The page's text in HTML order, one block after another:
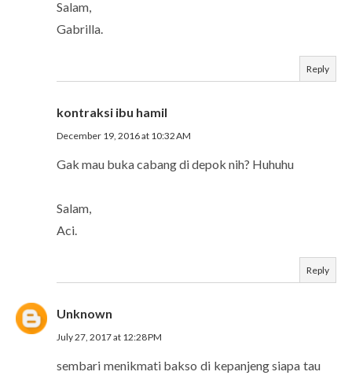
Salam,
Gabrilla.
Reply
kontraksi ibu hamil
December 19, 2016 at 10:32 AM
Gak mau buka cabang di depok nih? Huhuhu
Salam,
Aci.
Reply
Unknown
July 27, 2017 at 12:28 PM
sembari menikmati bakso di kepanjeng siapa tau